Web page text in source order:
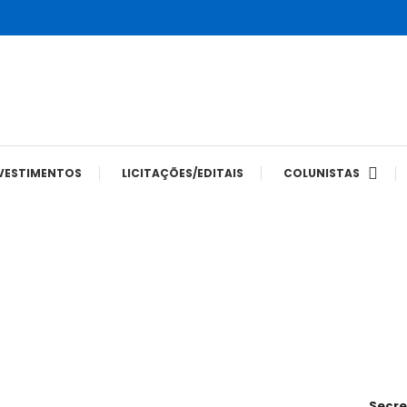
LICITAÇÕES/EDITAIS COLUNISTAS